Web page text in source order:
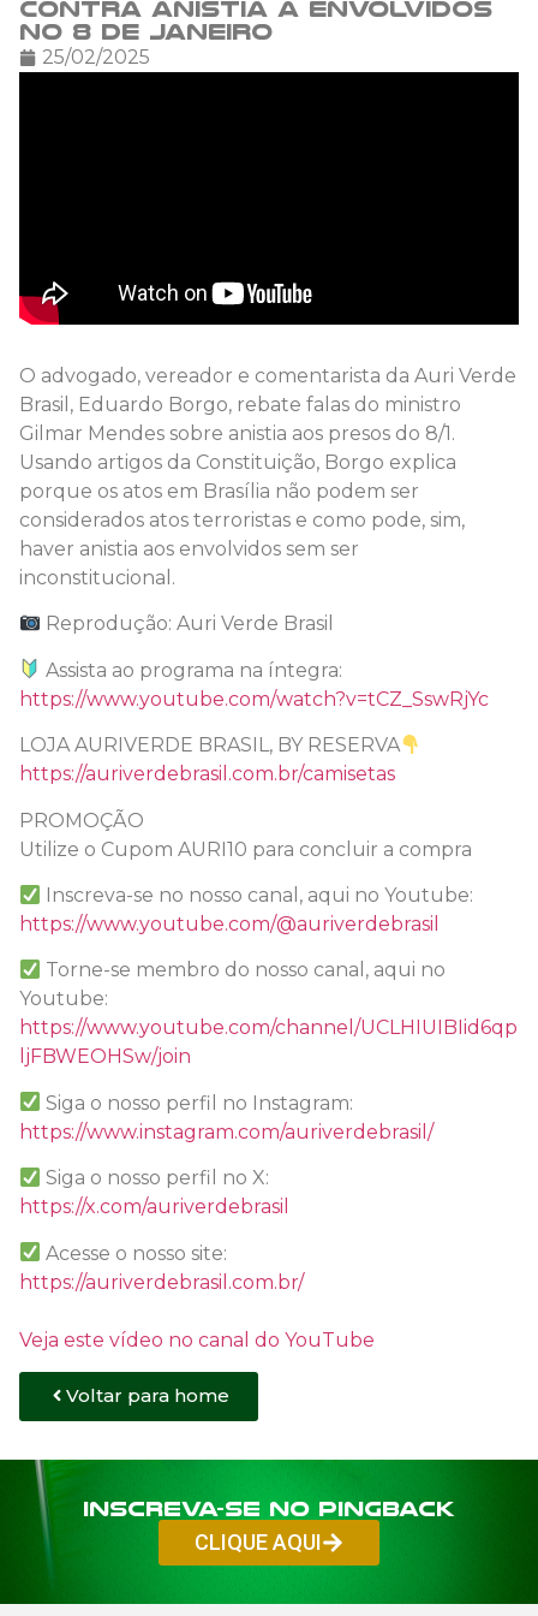
contra anistia a envolvidos
no 8 de Janeiro
25/02/2025
O advogado, vereador e comentarista da Auri Verde
Brasil, Eduardo Borgo, rebate falas do ministro
Gilmar Mendes sobre anistia aos presos do 8/1.
Usando artigos da Constituição, Borgo explica
porque os atos em Brasília não podem ser
considerados atos terroristas e como pode, sim,
haver anistia aos envolvidos sem ser
inconstitucional.
Reprodução: Auri Verde Brasil
Assista ao programa na íntegra:
https://www.youtube.com/watch?v=tCZ_SswRjYc
LOJA AURIVERDE BRASIL, BY RESERVA
https://auriverdebrasil.com.br/camisetas
PROMOÇÃO
Utilize o Cupom AURI10 para concluir a compra
Inscreva-se no nosso canal, aqui no Youtube:
https://www.youtube.com/@auriverdebrasil
Torne-se membro do nosso canal, aqui no
Youtube:
https://www.youtube.com/channel/UCLHIUIBIid6qp
ljFBWEOHSw/join
Siga o nosso perfil no Instagram:
https://www.instagram.com/auriverdebrasil/
Siga o nosso perfil no X:
https://x.com/auriverdebrasil
Acesse o nosso site:
https://auriverdebrasil.com.br/
Veja este vídeo no canal do YouTube
Voltar para home
Inscreva-se no PINGBACK
CLIQUE AQUI